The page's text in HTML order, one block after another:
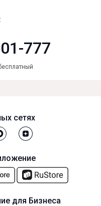
777
сетях
для Бизнеса